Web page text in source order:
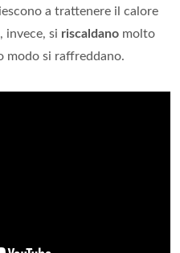
a trattenere il calore
invece, si riscaldano molto
modo si raffreddano.